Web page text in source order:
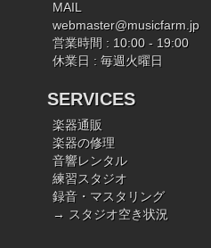
MAIL
webmaster@musicfarm.jp
営業時間 : 10:00 - 19:00
休業日 : 毎週火曜日
SERVICES
楽器通販
楽器の修理
音響レンタル
練習スタジオ
録音・マスタリング
→ スタジオ空き状況